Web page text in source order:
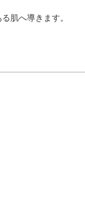
肌へ導きます。